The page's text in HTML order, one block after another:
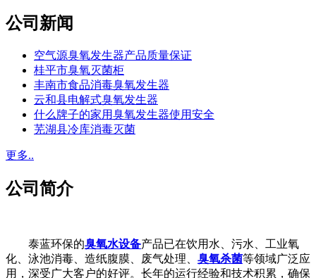
公司新闻
空气源臭氧发生器产品质量保证
桂平市臭氧灭菌柜
丰南市食品消毒臭氧发生器
云和县电解式臭氧发生器
什么牌子的家用臭氧发生器使用安全
芜湖县冷库消毒灭菌
更多..
公司简介
泰蓝环保的臭氧水设备产品已在饮用水、污水、工业氧
化、泳池消毒、造纸腹膜、废气处理、 臭氧杀菌等领域广泛应
用，深受广大客户的好评。长年的运行经验和技术积累，确保